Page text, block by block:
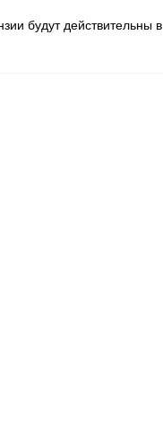
будут действительны в